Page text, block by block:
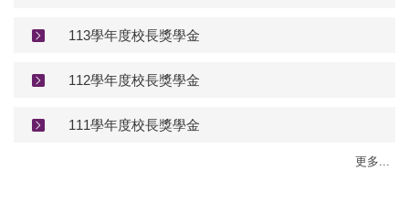
113學年度校長獎學金
112學年度校長獎學金
111學年度校長獎學金
更多...